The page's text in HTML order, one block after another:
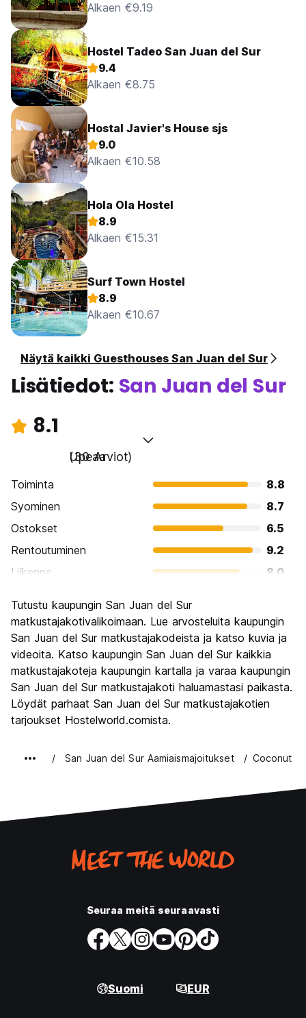
Alkaen €9.19
Hostel Tadeo San Juan del Sur
9.4
Alkaen €8.75
Hostal Javier's House sjs
9.0
Alkaen €10.58
Hola Ola Hostel
8.9
Alkaen €15.31
Surf Town Hostel
8.9
Alkaen €10.67
Näytä kaikki Guesthouses San Juan del Sur
Lisätiedot: San Juan del Sur
8.1
Upeaa
(30 Arviot)
Toiminta
8.8
Syominen
8.7
Ostokset
6.5
Rentoutuminen
9.2
Liikenne
8.0
Kulttuuri
7.3
Yöelämä
8.9
Rahanarvoinen
8.6
Tutustu kaupungin San Juan del Sur
matkustajakotivalikoimaan. Lue arvosteluita kaupungin
San Juan del Sur matkustajakodeista ja katso kuvia ja
videoita. Katso kaupungin San Juan del Sur kaikkia
matkustajakoteja kaupungin kartalla ja varaa kaupungin
San Juan del Sur matkustajakoti haluamastasi paikasta.
Löydät parhaat San Juan del Sur matkustajakotien
tarjoukset Hostelworld.comista.
San Juan del Sur Aamiaismajoitukset Coconut
Seuraa meitä seuraavasti
Suomi EUR